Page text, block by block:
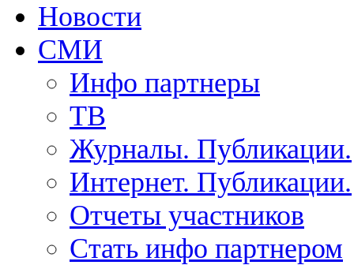
Новости
СМИ
Инфо партнеры
ТВ
Журналы. Публикации.
Интернет. Публикации.
Отчеты участников
Стать инфо партнером